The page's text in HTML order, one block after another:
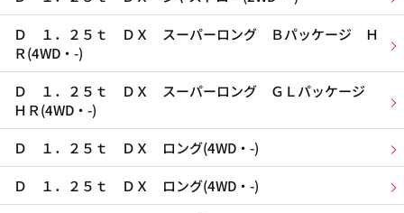
Ｄ １．２５ｔ ＤＸ スーパーロング Ｂパッケージ Ｈ
Ｒ(4WD・-)
Ｄ １．２５ｔ ＤＸ スーパーロング ＧＬパッケージ
ＨＲ(4WD・-)
Ｄ １．２５ｔ ＤＸ ロング(4WD・-)
Ｄ １．２５ｔ ＤＸ ロング(4WD・-)